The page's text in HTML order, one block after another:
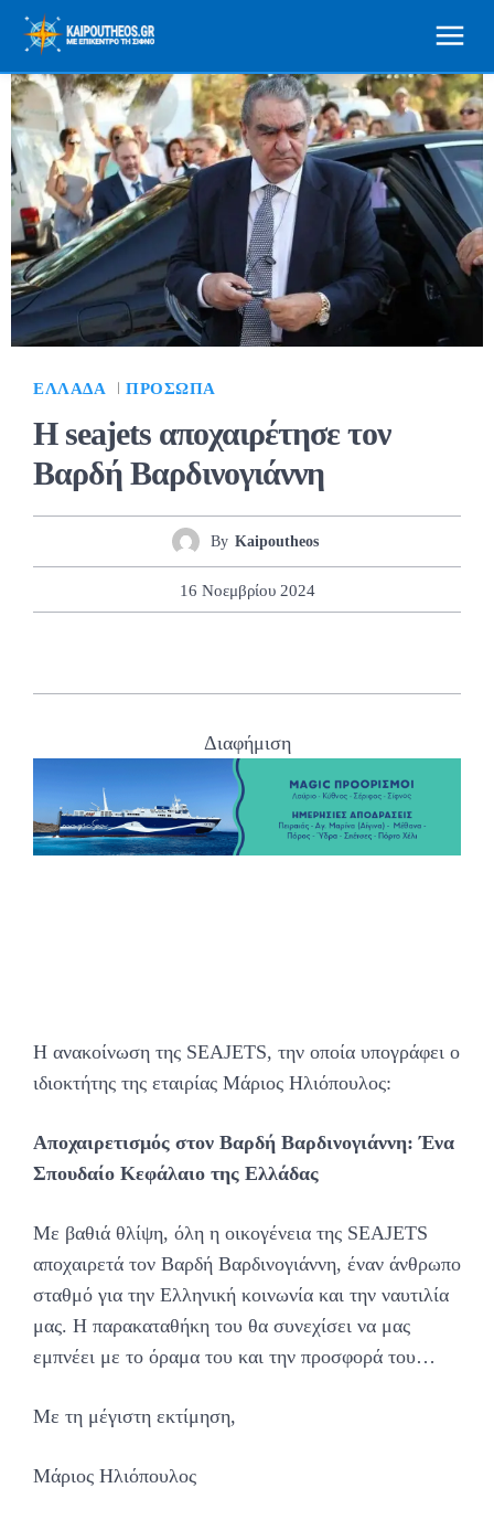
ΕΛΛΆΔΑ ΠΡΌΣΩΠΑ
Η seajets αποχαιρέτησε τον
Βαρδή Βαρδινoγιάννη
By Kaipoutheos
16 Νοεμβρίου 2024
Διαφήμιση
Η ανακοίνωση της SEAJETS, την οποία υπογράφει ο
ιδιοκτήτης της εταιρίας Μάριος Ηλιόπουλος:
Αποχαιρετισμός στον Βαρδή Βαρδινογιάννη: Ένα
Σπουδαίο Κεφάλαιο της Ελλάδας
Με βαθιά θλίψη, όλη η οικογένεια της SEAJETS
αποχαιρετά τον Βαρδή Βαρδινογιάννη, έναν άνθρωπο
σταθμό για την Ελληνική κοινωνία και την ναυτιλία
μας. Η παρακαταθήκη του θα συνεχίσει να μας
εμπνέει με το όραμα του και την προσφορά του…
Με τη μέγιστη εκτίμηση,
Μάριος Ηλιόπουλος